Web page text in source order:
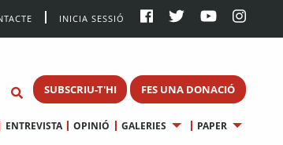
INICIA SESSIÓ
SUBSCRIU-T'HI FES UNA DONACIÓ
ENTREVISTA OPINIÓ GALERIES PAPER